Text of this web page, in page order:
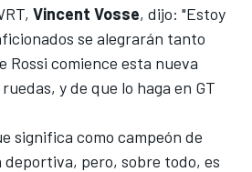
Vincent Vosse, dijo: "Estoy
se alegrarán tanto
Rossi comience esta nueva
y de que lo haga en GT
significa como campeón de
pero, sobre todo, es